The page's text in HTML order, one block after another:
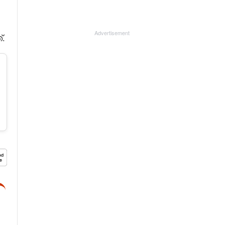
Advertisement